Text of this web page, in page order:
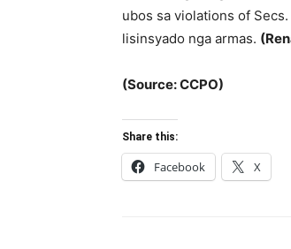
ubos sa violations of
lisinsyado nga armas.
(Source: CCPO)
Share this:
Facebook X